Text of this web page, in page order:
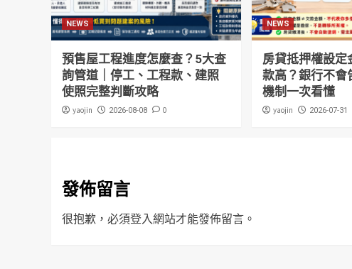
NEWS
預售屋工程進度怎麼查？5大查
詢管道｜停工、工程款、建照
使照完整判斷攻略
yaojin 2026-08-08 0
NEWS
房貸抵押權設定
款高？銀行不會
機制一次看懂
yaojin 2026-07-31
發佈留言
很抱歉，必須登入網站才能發佈留言。